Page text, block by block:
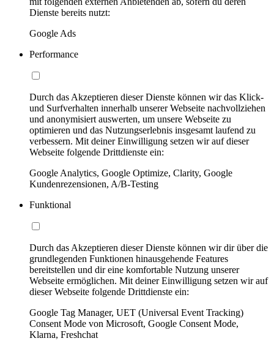
Dienste bereits nutzt:
Google Ads
Performance
Durch das Akzeptieren dieser Dienste können wir das Klick-
und Surfverhalten innerhalb unserer Webseite nachvollziehen
und anonymisiert auswerten, um unsere Webseite zu
optimieren und das Nutzungserlebnis insgesamt laufend zu
verbessern. Mit deiner Einwilligung setzen wir auf dieser
Webseite folgende Drittdienste ein:
Google Analytics, Google Optimize, Clarity, Google
Kundenrezensionen, A/B-Testing
Funktional
Durch das Akzeptieren dieser Dienste können wir dir über die
grundlegenden Funktionen hinausgehende Features
bereitstellen und dir eine komfortable Nutzung unserer
Webseite ermöglichen. Mit deiner Einwilligung setzen wir auf
dieser Webseite folgende Drittdienste ein:
Google Tag Manager, UET (Universal Event Tracking)
Consent Mode von Microsoft, Google Consent Mode,
Klarna, Freshchat